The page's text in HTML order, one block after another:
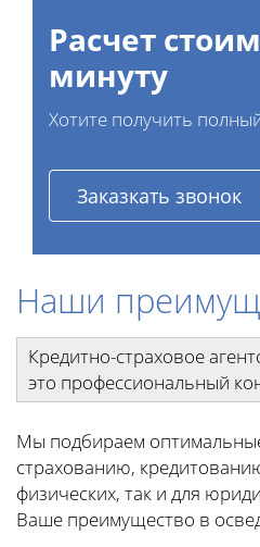
Расчет
минуту
Хотите получить
Заказкать звонок
Наши
Кредитно-страховое
это профессиональный
Мы подбираем
страхованию,
физических, так и для
Ваше преимущество в